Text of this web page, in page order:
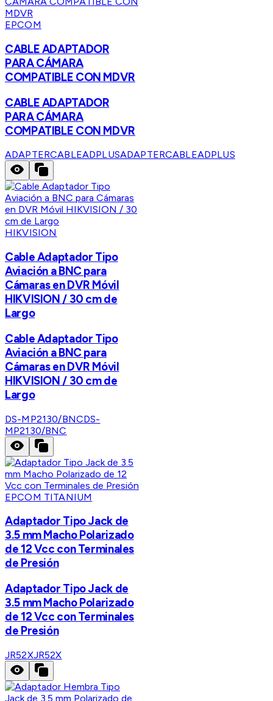
EPCOM
CABLE ADAPTADOR
PARA CÁMARA
COMPATIBLE CON MDVR
CABLE ADAPTADOR
PARA CÁMARA
COMPATIBLE CON MDVR
ADAPTERCABLEADPLUSADAPTERCABLEADPLUS
HIKVISION
Cable Adaptador Tipo
Aviación a BNC para
Cámaras en DVR Móvil
HIKVISION / 30 cm de
Largo
Cable Adaptador Tipo
Aviación a BNC para
Cámaras en DVR Móvil
HIKVISION / 30 cm de
Largo
DS-MP2130/BNCDS-
MP2130/BNC
EPCOM TITANIUM
Adaptador Tipo Jack de
3.5 mm Macho Polarizado
de 12 Vcc con Terminales
de Presión
Adaptador Tipo Jack de
3.5 mm Macho Polarizado
de 12 Vcc con Terminales
de Presión
JR52XJR52X